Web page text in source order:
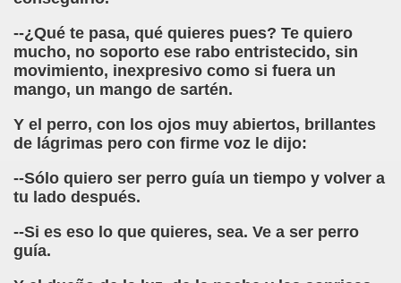
--¿Qué te pasa, qué quieres pues? Te quiero
mucho, no soporto ese rabo entristecido, sin
movimiento, inexpresivo como si fuera un
mango, un mango de sartén.
Y el perro, con los ojos muy abiertos, brillantes
de lágrimas pero con firme voz le dijo:
--Sólo quiero ser perro guía un tiempo y volver a
tu lado después.
--Si es eso lo que quieres, sea. Ve a ser perro
guía.
Gil)
Ruiz Carrión)
Barcelona (Àngel Mas Parera)
Centenera)
4 de Enero de 2016 (Alberto gil)